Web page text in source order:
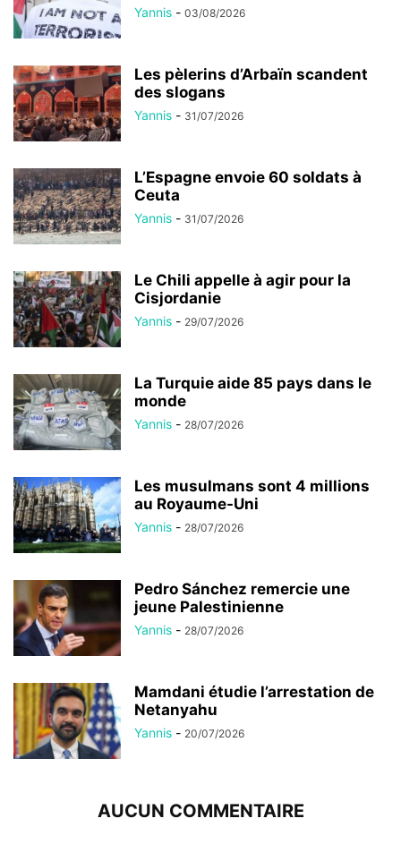
Yannis - 03/08/2026
Les pèlerins d’Arbaïn scandent
des slogans
Yannis - 31/07/2026
L’Espagne envoie 60 soldats à
Ceuta
Yannis - 31/07/2026
Le Chili appelle à agir pour la
Cisjordanie
Yannis - 29/07/2026
La Turquie aide 85 pays dans le
monde
Yannis - 28/07/2026
Les musulmans sont 4 millions
au Royaume-Uni
Yannis - 28/07/2026
Pedro Sánchez remercie une
jeune Palestinienne
Yannis - 28/07/2026
Mamdani étudie l’arrestation de
Netanyahu
Yannis - 20/07/2026
AUCUN COMMENTAIRE